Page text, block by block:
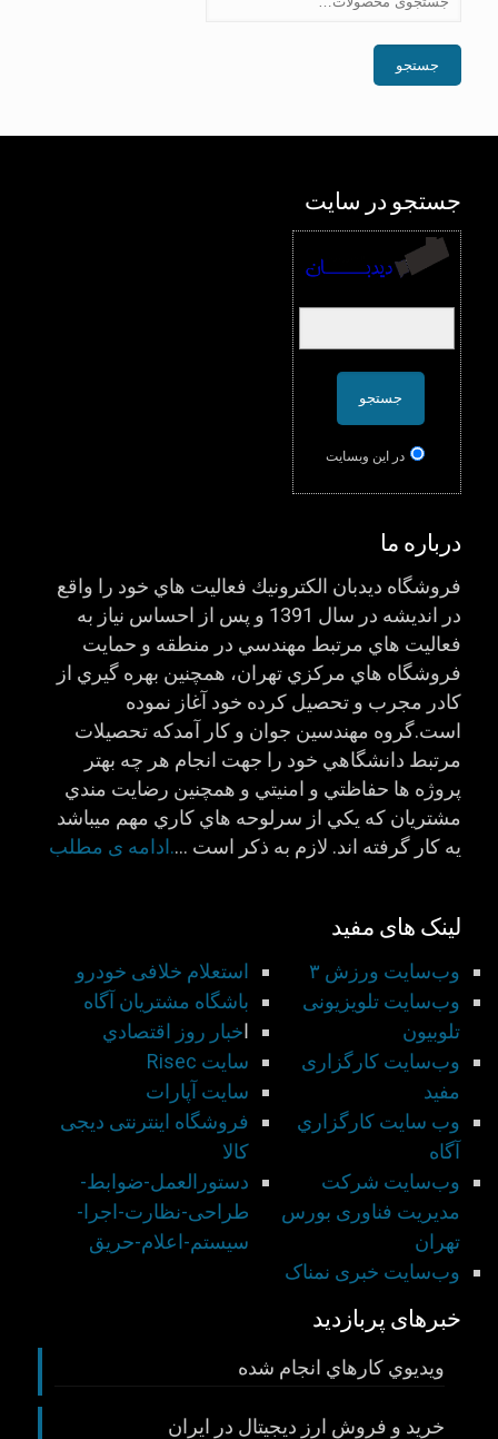
جستجو
جستجو در سایت
در اين وبسایت
درباره ما
فروشگاه ديدبان الكترونيك فعاليت هاي خود را واقع
در انديشه در سال 1391 و پس از احساس نياز به
فعاليت هاي مرتبط مهندسي در منطقه و حمايت
فروشگاه هاي مركزي تهران، همچنين بهره گيري از
كادر مجرب و تحصيل كرده خود آغاز نموده
است.گروه مهندسين جوان و كار آمدكه تحصيلات
مرتبط دانشگاهي خود را جهت انجام هر چه بهتر
پروژه ها حفاظتي و امنيتي و همچنين رضايت مندي
مشتريان كه يكي از سرلوحه هاي كاري مهم ميباشد
يه كار گرفته اند. لازم به ذكر است ….ادامه ی مطلب
لینک های مفید
استعلام خلافی خودرو
باشگاه مشتريان آگاه
اخبار روز اقتصادي
سايت Risec
سايت آپارات
فروشگاه اینترنتی دیجی
کالا
دستورالعمل-ضوابط-
طراحی-نظارت-اجرا-
سيستم-اعلام-حريق
وب‌سایت ورزش ۳
وب‌سایت تلویزیونی
تلوبیون
وب‌سایت کارگزاری
مفید
وب سايت كارگزاري
آگاه
وب‌سایت شركت
مديريت فناوری بورس
تهران
وب‌سایت خبری نمناک
خبرهای پربازدید
ويديوي كارهاي انجام شده
خريد و فروش ارز ديجيتال در ايران